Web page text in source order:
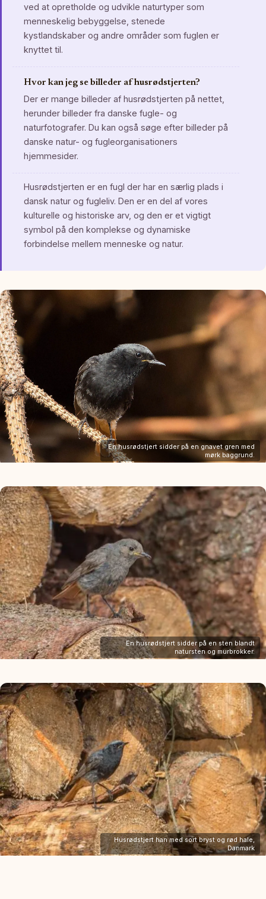
ved at opretholde og udvikle naturtyper som
menneskelig bebyggelse, stenede
kystlandskaber og andre områder som fuglen er
knyttet til.
Hvor kan jeg se billeder af husrødstjerten?
Der er mange billeder af husrødstjerten på nettet,
herunder billeder fra danske fugle- og
naturfotografer. Du kan også søge efter billeder på
danske natur- og fugleorganisationers
hjemmesider.
Husrødstjerten er en fugl der har en særlig plads i
dansk natur og fugleliv. Den er en del af vores
kulturelle og historiske arv, og den er et vigtigt
symbol på den komplekse og dynamiske
forbindelse mellem menneske og natur.
En husrødstjert sidder på en gnavet gren med
mørk baggrund.
En husrødstjert sidder på en sten blandt
natursten og murbrokker.
Husrødstjert han med sort bryst og rød hale,
Danmark